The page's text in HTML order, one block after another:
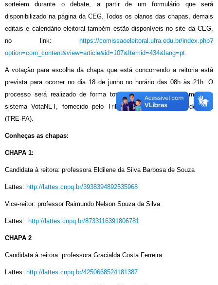
sorteiem durante o debate, a partir de um formulário que será
disponibilizado na página da CEG. Todos os planos das chapas, demais
editais e calendário eleitoral também estão disponíveis no site da CEG,
no link:
https://comissaoeleitoral.ufra.edu.br/index.php?
option=com_content&view=article&id=107&Itemid=434&lang=pt
A votação para escolha da chapaque está concorrendo a reitoria está
prevista para ocorrer no dia 18 de junho no horário das 08h às 21h. O
processo será realizado de forma totalmente eletrônica, por meio do
sistema VotaNET, fornecido pelo Tribunal Regional Eleitoral do Pará
(TRE-PA).
Conheças as chapas:
CHAPA 1:
Candidata à reitora: professora Eldilene da Silva Barbosa de Souza
Lattes: http://lattes.cnpq.br/3938394892535968
Vice-reitor: professor Raimundo Nelson Souza da Silva
Lattes: http://lattes.cnpq.br/8733116391806781
CHAPA 2
Candidata à reitora: professora Gracialda Costa Ferreira
Lattes: http://lattes.cnpq.br/4250668524181387